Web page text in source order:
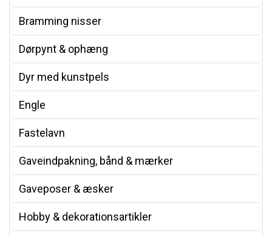
Bramming nisser
Dørpynt & ophæng
Dyr med kunstpels
Engle
Fastelavn
Gaveindpakning, bånd & mærker
Gaveposer & æsker
Hobby & dekorationsartikler